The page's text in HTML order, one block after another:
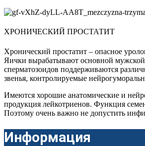
ХРОНИЧЕСКИЙ ПРОСТАТИТ
Хронический простатит – опасное
Яички вырабатывают основной
сперматозоидов поддерживаются
звенья, контролируемые
Имеются хорошие анатомические и
продукция лейкотриенов. Функция
Поэтому очень важно не допустить
Информация